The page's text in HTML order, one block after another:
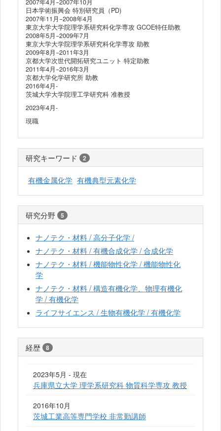
2007年4月−2007年10月
日本学術振興会 特別研究員（PD)
2007年11月−2008年4月
東京大学大学院理学系研究科化学専攻 GCOE特任助教
2008年5月−2009年7月
東京大学大学院理学系研究科化学専攻 助教
2009年8月−2011年3月
京都大学次世代開拓研究ユニット 特定助教
2011年4月−2016年3月
京都大学化学研究所 助教
2016年4月-
茨城大学大学院理工学研究科 准教授
2023年4月-
現職
研究キーワード 2
有機金属化学 有機典型元素化学
研究分野 5
ナノテク・材料 / 高分子化学 /
ナノテク・材料 / 有機合成化学 / 合成化学
ナノテク・材料 / 機能物性化学 / 機能物性化
学
ナノテク・材料 / 構造有機化学、物理有機化
学 / 有機化学
ライフサイエンス / 生物有機化学 / 有機化学
経歴 8
2023年5月 - 現在
兵庫県立大学 理学系研究科 物質科学専攻 教授
2016年10月
茨城工業高等専門学校 非常勤講師